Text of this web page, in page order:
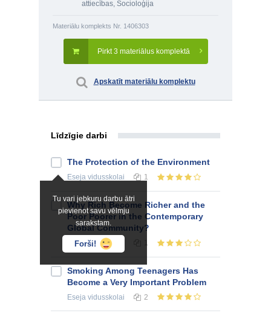
attiecības, Socioloģija
Materiālu komplekts Nr. 1406303
Pirkt 3 materiālus komplektā
Apskatīt materiālu komplektu
Līdzīgie darbi
Tu vari jebkuru darbu ātri
pievienot savu vēlmju
sarakstam.
Forši!
The Protection of the Environment
Eseja vidusskolai 1
Why Rich Become Richer and the
Poor Poorer in the Contemporary
Global Community?
Esejavidusskolai 1
Smoking Among Teenagers Has
Become a Very Important Problem
Eseja vidusskolai 2